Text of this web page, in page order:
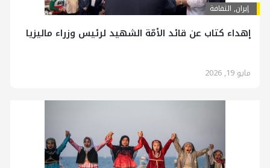
إيران, الثقافة
إهداء كتاب عن قائد الأمّة الشهيد لرئيس وزراء ماليزيا
مايو 19, 2026